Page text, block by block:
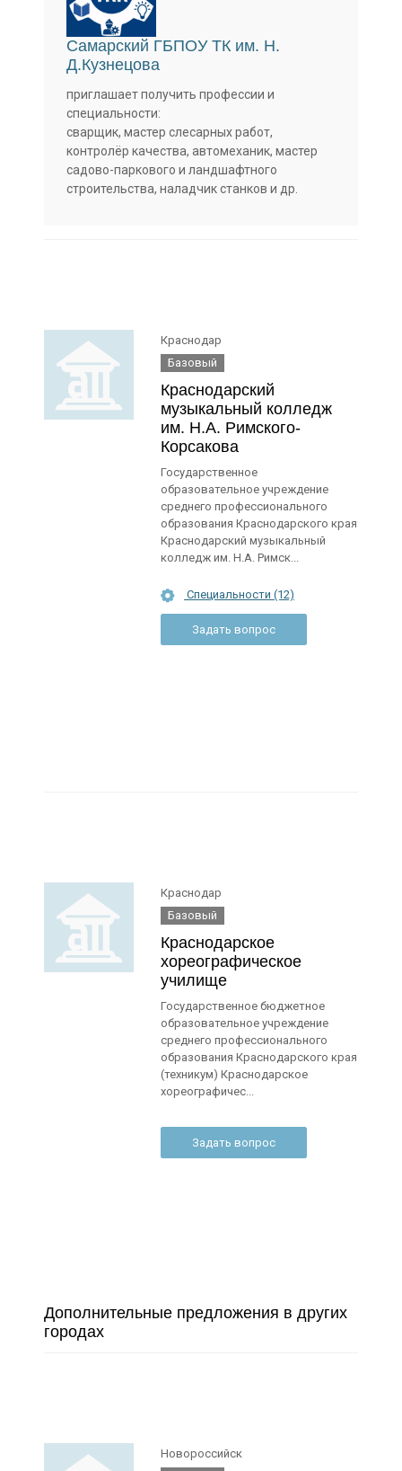
Самарский ГБПОУ ТК им. Н.
Д.Кузнецова
приглашает получить профессии и
специальности:
сварщик, мастер слесарных работ,
контролёр качества, автомеханик, мастер
садово-паркового и ландшафтного
строительства, наладчик станков и др.
Краснодар
Базовый
Краснодарский
музыкальный колледж
им. Н.А. Римского-
Корсакова
Государственное
образовательное учреждение
среднего профессионального
образования Краснодарского края
Краснодарский музыкальный
колледж им. Н.А. Римск...
Специальности (12)
Задать вопрос
Краснодар
Базовый
Краснодарское
хореографическое
училище
Государственное бюджетное
образовательное учреждение
среднего профессионального
образования Краснодарского края
(техникум) Краснодарское
хореографичес...
Задать вопрос
Дополнительные предложения в других
городах
Новороссийск